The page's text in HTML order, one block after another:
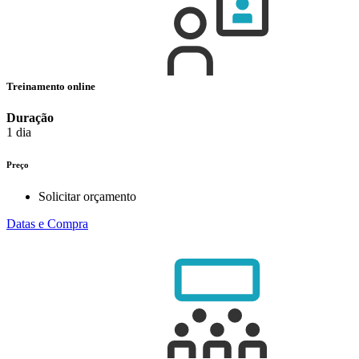
Treinamento online
Duração
1 dia
Preço
Solicitar orçamento
Datas e Compra